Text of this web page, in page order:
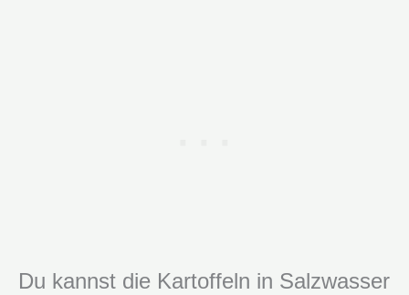
Du kannst die Kartoffeln in Salzwasser